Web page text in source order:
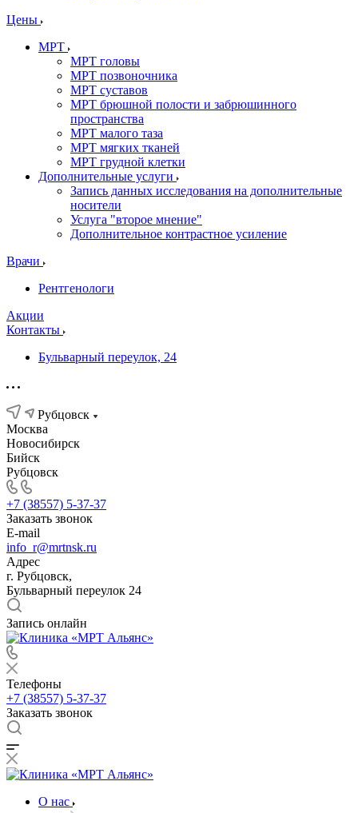
Цены
МРТ
МРТ головы
МРТ позвоночника
МРТ суставов
МРТ брюшной полости и забрюшинного
пространства
МРТ малого таза
МРТ мягких тканей
МРТ грудной клетки
Дополнительные услуги
Запись данных исследования на дополнительные
носители
Услуга "второе мнение"
Дополнительное контрастное усиление
Врачи
Рентгенологи
Акции
Контакты
Бульварный переулок, 24
Рубцовск
Москва
Новосибирск
Бийск
Рубцовск
+7 (38557) 5-37-37
Заказать звонок
E-mail
info_r@mrtnsk.ru
Адрес
г. Рубцовск,
Бульварный переулок 24
Запись онлайн
Телефоны
+7 (38557) 5-37-37
Заказать звонок
О нас